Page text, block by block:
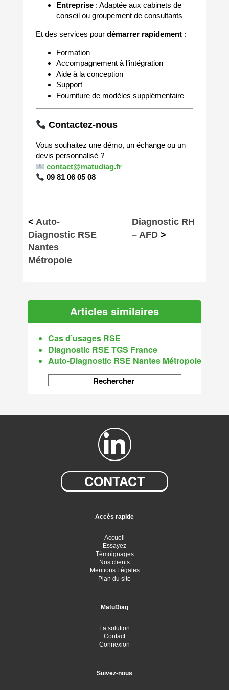
Entreprise : Adaptée aux cabinets de
conseil ou groupement de consultants
Et des services pour démarrer rapidement :
Formation
Accompagnement à l’intégration
Aide à la conception
Support
Fourniture de modèles supplémentaire
Contactez-nous
Vous souhaitez une démo, un échange ou un
devis personnalisé ?
contact@matudiag.fr
09 81 06 05 08
< Auto-
Diagnostic RSE
Nantes
Métropole
Diagnostic RH
– AFD>
Articles similaires
Cas d’usages RSE
Diagnostic RSE TGS France
Auto-Diagnostic RSE Nantes Métropole
CONTACT
Accès rapide
Accueil
Essayez
Témoignages
Nos clients
Mentions Légales
Plan du site
MatuDiag
La solution
Contact
Connexion
Suivez-nous